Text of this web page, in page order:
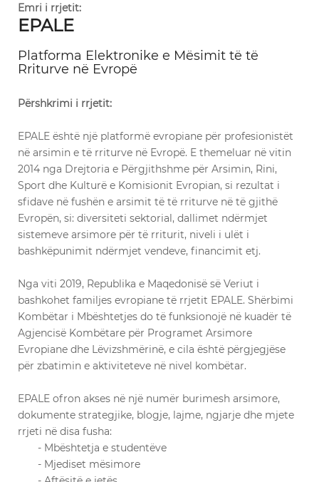
Emri i rrjetit:
EPALE
Platforma Elektronike e Mësimit të të
Rriturve në Evropë
Përshkrimi i rrjetit:
EPALE është një platformë evropiane për profesionistët
në arsimin e të rriturve në Evropë. E themeluar në vitin
2014 nga Drejtoria e Përgjithshme për Arsimin, Rini,
Sport dhe Kulturë e Komisionit Evropian, si rezultat i
sfidave në fushën e arsimit të të rriturve në të gjithë
Evropën, si: diversiteti sektorial, dallimet ndërmjet
sistemeve arsimore për të rriturit, niveli i ulët i
bashkëpunimit ndërmjet vendeve, financimit etj.
Nga viti 2019, Republika e Maqedonisë së Veriut i
bashkohet familjes evropiane të rrjetit EPALE. Shërbimi
Kombëtar i Mbështetjes do të funksionojë në kuadër të
Agjencisë Kombëtare për Programet Arsimore
Evropiane dhe Lëvizshmërinë, e cila është përgjegjëse
për zbatimin e aktiviteteve në nivel kombëtar.
EPALE ofron akses në një numër burimesh arsimore,
dokumente strategjike, blogje, lajme, ngjarje dhe mjete
rrjeti në disa fusha:
- Mbështetja e studentëve
- Mjediset mësimore